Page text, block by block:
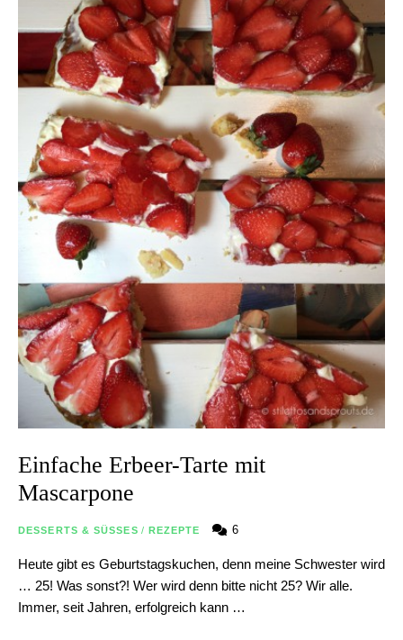
Einfache Erbeer-Tarte mit
Mascarpone
DESSERTS & SÜSSES / REZEPTE 6
Heute gibt es Geburtstagskuchen, denn meine Schwester wird
… 25! Was sonst?! Wer wird denn bitte nicht 25? Wir alle.
Immer, seit Jahren, erfolgreich kann …